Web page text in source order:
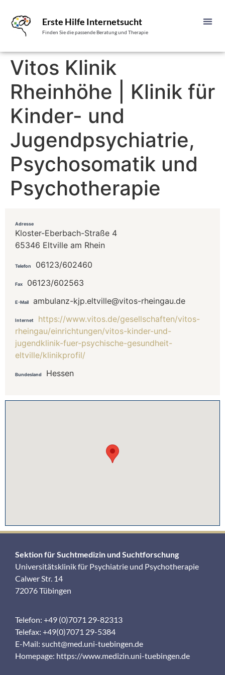
Erste Hilfe Internetsucht
Finden Sie die passende Beratung und Therapie
Vitos Klinik
Rheinhöhe | Klinik für
Kinder- und
Jugendpsychiatrie,
Psychosomatik und
Psychotherapie
Adresse
Kloster-Eberbach-Straße 4
65346 Eltville am Rhein
Telefon 06123/602460
Fax 06123/602563
E-Mail ambulanz-kjp.eltville@vitos-rheingau.de
Internet
https://www.vitos.de/gesellschaften/vitos-
rheingau/einrichtungen/vitos-kinder-und-
jugendklinik-fuer-psychische-gesundheit-
eltville/klinikprofil/
Bundesland Hessen
Sektion für Suchtmedizin und Suchtforschung
Universitätsklinik für Psychiatrie und Psychotherapie
Calwer Str. 14
72076 Tübingen
Telefon: +49 (0)7071 29-82313
Telefax: +49(0)7071 29-5384
E-Mail: sucht@med.uni-tuebingen.de
Homepage: https://www.medizin.uni-tuebingen.de